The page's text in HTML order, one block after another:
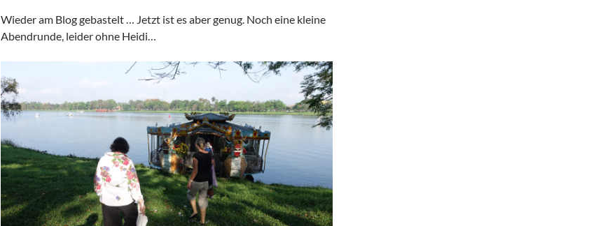
Wieder am Blog gebastelt … Jetzt ist es aber genug. Noch eine kleine
Abendrunde, leider ohne Heidi…